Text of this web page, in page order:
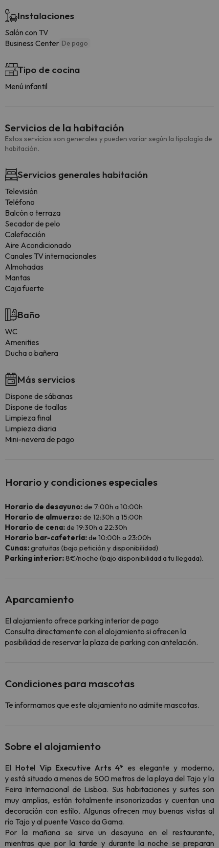
Instalaciones
Salón con TV
Business Center De pago
Tipo de cocina
Menú infantil
Servicios de la habitación
Estos servicios son generales y pueden variar según la tipología de
habitación.
Servicios generales habitación
Televisión
Teléfono
Balcón o terraza
Secador de pelo
Calefacción
Aire Acondicionado
Canales TV internacionales
Almohadas
Mantas
Caja fuerte
Baño
WC
Amenities
Ducha o bañera
Más servicios
Dispone de sábanas
Dispone de toallas
Limpieza final
Limpieza diaria
Mini-nevera de pago
Horario y condiciones especiales
Horario de desayuno:de 7:00h a 10:00h
Horario de almuerzo:de 12:30h a 15:00h
Horario de cena:de 19:30h a 22:30h
Horario bar-cafetería:de 10:00h a 23:00h
Cunas:gratuitas (bajo petición y disponibilidad)
Parking interior:8€/noche (bajo disponibilidad a tu llegada).
Aparcamiento
El alojamiento ofrece parking interior de pago
Consulta directamente con el alojamiento si ofrecen la
posibilidad de reservar la plaza de parking con antelación.
Condiciones para mascotas
Te informamos que este alojamiento no admite mascotas.
Sobre el alojamiento
El Hotel Vip Executive Arts 4* es elegante y moderno,
y está situado a menos de 500 metros de la playa del Tajo y la
Feira Internacional de Lisboa. Sus habitaciones y suites son
muy amplias, están totalmente insonorizadas y cuentan una
decoración con estilo. Algunas ofrecen muy buenas vistas al
río Tajo y al puente Vasco da Gama.
Por la mañana se sirve un desayuno en el restaurante,
mientras que por la tarde y durante la noche se preparan